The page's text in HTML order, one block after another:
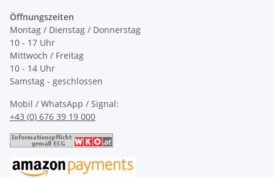
Öffnungszeiten
Montag / Dienstag / Donnerstag
10 - 17 Uhr
Mittwoch / Freitag
10 - 14 Uhr
Samstag - geschlossen
Mobil / WhatsApp / Signal:
+43 (0) 676 39 19 000